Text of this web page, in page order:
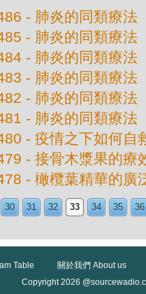
- 肺炎的同類療法
- 肺炎的同類療法
- 肺炎的同類療法
- 肺炎的同類療法
- 肺炎的同類療法
- 肺炎的同類療法
- 疫情之下如何自
- 接骨木漿果的療
- 橄欖葉精華的廣
30 31 32 33 34 35 36
Table
關於我們 About us
Copyright 2026